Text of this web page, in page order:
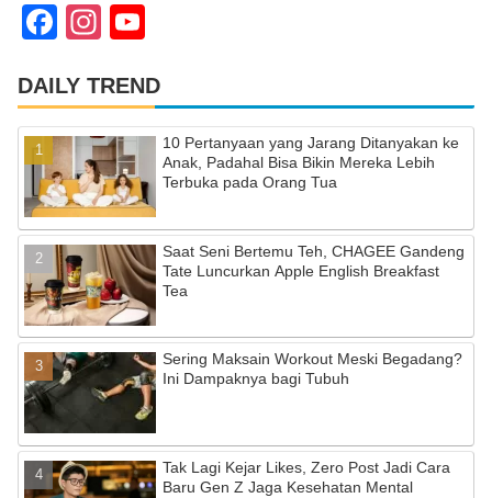
F
c
e
b
o
o
k
In
a
gr
a
m
u
T
u
b
e
C
h
a
n
n
el
DAILY TREND
10 Pertanyaan yang Jarang Ditanyakan ke
Anak, Padahal Bisa Bikin Mereka Lebih
Terbuka pada Orang Tua
Saat Seni Bertemu Teh, CHAGEE Gandeng
Tate Luncurkan Apple English Breakfast
Tea
Sering Maksain Workout Meski Begadang?
Ini Dampaknya bagi Tubuh
Tak Lagi Kejar Likes, Zero Post Jadi Cara
Baru Gen Z Jaga Kesehatan Mental